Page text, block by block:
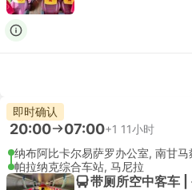
即时确认
20:00 07:00+1 11小时
纳布阿比卡尔易萨罗办公室, 南甘马
帕拉纳克综合车站, 马尼拉
带厕所空中客车 |